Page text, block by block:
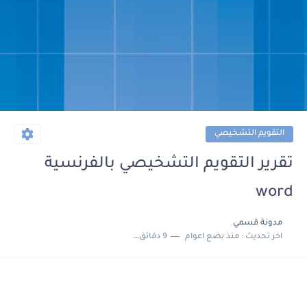
التقويم التشخيصي
تقرير التقويم التشخيصي بالفرنسية
word
مدونة قسمي
اخر تحديث :منذ بضع اعوام 9 دقائق للقراءة